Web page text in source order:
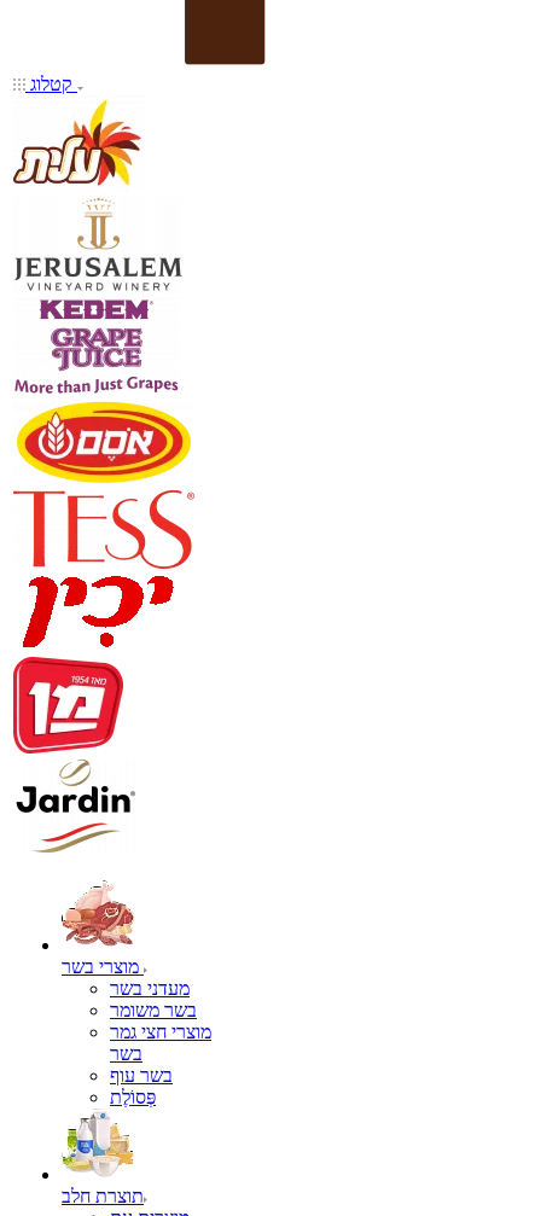
מעדני בשר
בשר משומר
מוצרי חצי גמר
בשר
בשר עוף
פְּסוֹלֶת
תוצרת חלב